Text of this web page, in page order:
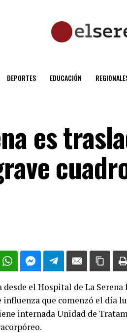
DEPORTES EDUCACIÓN
es
el Hospital de La
que comenzó el día
internada Unidad de